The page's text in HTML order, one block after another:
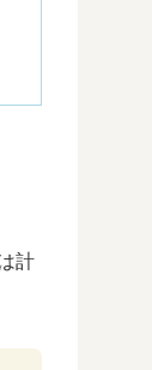
計